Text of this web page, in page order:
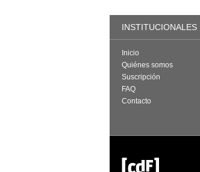
INSTITUCIONALES
Inicio
Quiénes somos
Suscripción
FAQ
Contacto